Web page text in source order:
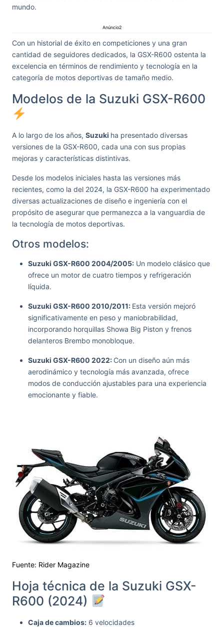
mundo.
Anúncio2
Con un historial de éxito en competiciones y una gran
cantidad de seguidores dedicados, la GSX-R600 ostenta la
excelencia en términos de rendimiento y tecnología en la
categoría de motos deportivas de tamaño medio.
Modelos de la Suzuki GSX-R600
A lo largo de los años, Suzuki ha presentado diversas
versiones de la GSX-R600, cada una con sus propias
mejoras y características distintivas.
Desde los modelos iniciales hasta las versiones más
recientes, como la del 2024, la GSX-R600 ha experimentado
diversas actualizaciones de diseño e ingeniería con el
propósito de asegurar que permanezca a la vanguardia de
la tecnología de motos deportivas.
Otros modelos:
Suzuki GSX-R600 2004/2005: Un modelo clásico que
ofrece un motor de cuatro tiempos y refrigeración
líquida.
Suzuki GSX-R600 2010/2011: Esta versión mejoró
significativamente en peso y maniobrabilidad,
incorporando horquillas Showa Big Piston y frenos
delanteros Brembo monobloque.
Suzuki GSX-R600 2022: Con un diseño aún más
aerodinámico y tecnología más avanzada, ofrece
modos de conducción ajustables para una experiencia
emocionante y fiable.
Fuente: Rider Magazine
Hoja técnica de la Suzuki GSX-
R600 (2024)
Caja de cambios: 6 velocidades